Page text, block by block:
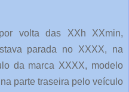
volta das XXh XXmin,
parada no XXXX, na
da marca XXXX, modelo
parte traseira pelo veículo